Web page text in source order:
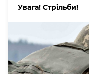
Увага! Стрільби!